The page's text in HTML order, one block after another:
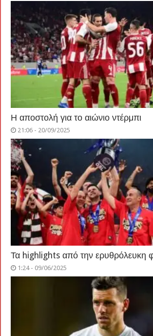
Η αποστολή για το αιώνιο ντέρμπι
21:06 - 20/09/2025
Τα highlights από την ερυθρόλευκη
1:24 - 09/06/2025